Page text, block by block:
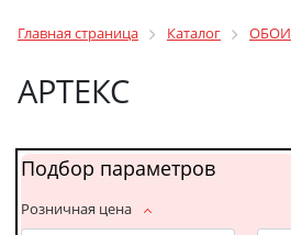
Главная страница Каталог ОБОИ
АРТЕКС
Подбор параметров
Розничная цена